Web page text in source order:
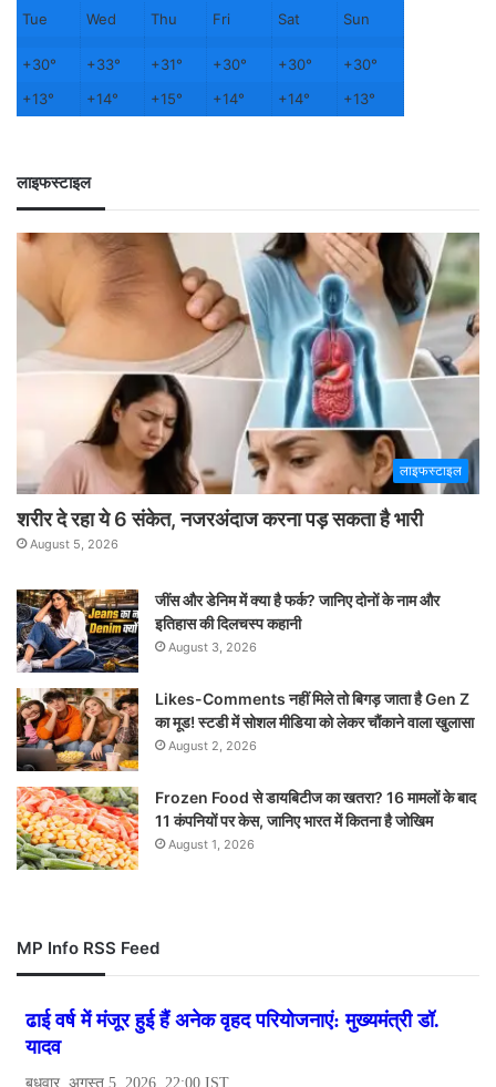
Tue
Wed Thu Fri Sat Sun
+30° +33° +31° +30° +30° +30°
+13° +14° +15° +14° +14° +13°
लाइफस्टाइल
लाइफस्टाइल
शरीर दे रहा ये 6 संकेत, नजरअंदाज करना पड़ सकता है भारी
August 5, 2026
जींस और डेनिम में क्या है फर्क? जानिए दोनों के नाम और
इतिहास की दिलचस्प कहानी
August 3, 2026
Likes-Comments नहीं मिले तो बिगड़ जाता है Gen Z
का मूड! स्टडी में सोशल मीडिया को लेकर चौंकाने वाला खुलासा
August 2, 2026
Frozen Food से डायबिटीज का खतरा? 16 मामलों के बाद
11 कंपनियों पर केस, जानिए भारत में कितना है जोखिम
August 1, 2026
MP Info RSS Feed